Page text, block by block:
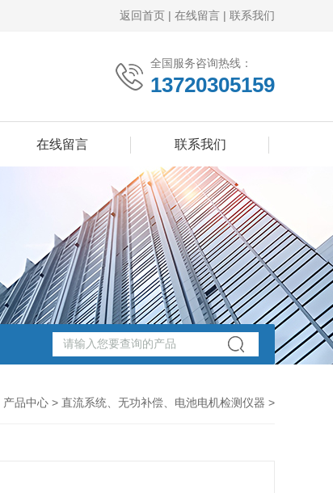
返回首页 | 在线留言 | 联系我们
全国服务咨询热线：
13720305159
在线留言 联系我们
产品中心 > 直流系统、无功补偿、电池电机检测仪器 >